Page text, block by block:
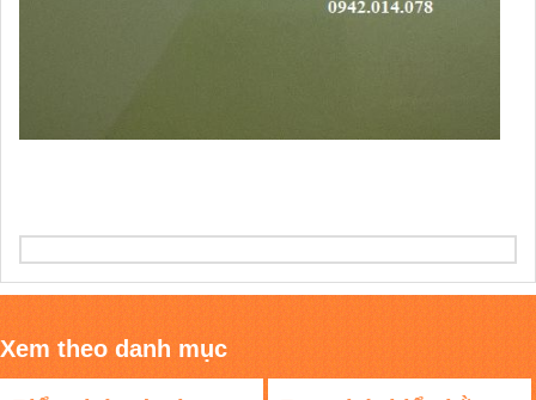
Xem theo danh mục